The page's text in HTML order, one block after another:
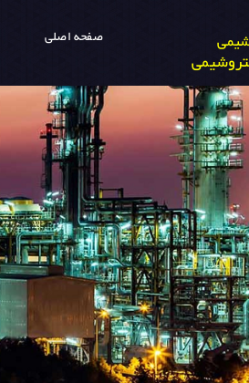
صفحه اصلی